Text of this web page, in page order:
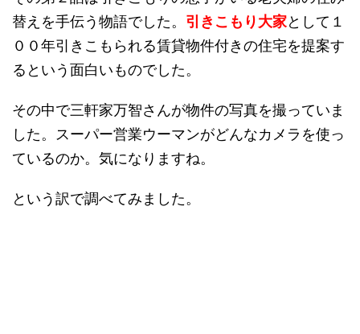
替えを手伝う物語でした。 引きこもり大家として１
００年引きこもられる賃貸物件付きの住宅を提案す
るという面白いものでした。
その中で三軒家万智さんが物件の写真を撮っていま
した。スーパー営業ウーマンがどんなカメラを使っ
ているのか。気になりますね。
という訳で調べてみました。